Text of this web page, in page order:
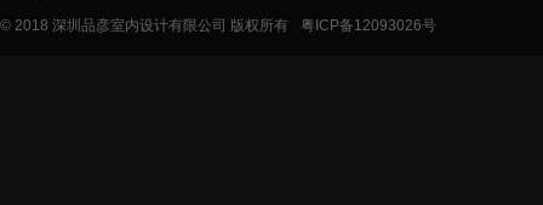
© 2018 深圳品彦室内设计有限公司 版权所有 粤ICP备12093026号